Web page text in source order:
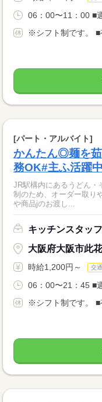
06：00〜11：00 ■
※シフト制です。 ■
[パート・アルバイト]
かんたん◎麺を
務OK#主ふ活躍中
JR駅構内にあるうどん・そ
制のため、オーダー取り
や商品jのお渡し...
キッチンスタッフ
大阪府大阪市此
時給1,200円～ 交
06：00〜21：45 ■
※シフト制です。 ■